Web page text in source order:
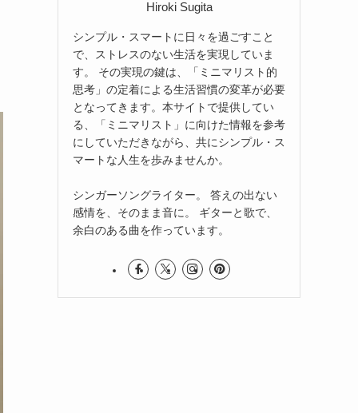
Hiroki Sugita
シンプル・スマートに日々を過ごすこと
で、ストレスのない生活を実現していま
す。 その実現の鍵は、「ミニマリスト的
思考」の定着による生活習慣の変革が必要
となってきます。本サイトで提供してい
る、「ミニマリスト」に向けた情報を参考
にしていただきながら、共にシンプル・ス
マートな人生を歩みませんか。
シンガーソングライター。 答えの出ない
感情を、そのまま音に。 ギターと歌で、
余白のある曲を作っています。